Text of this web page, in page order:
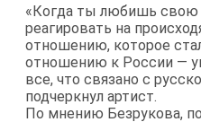
«Когда ты любишь свою
реагировать на
отношению, которое
отношению к России —
все, что связано с
подчеркнул артист.
По мнению Безрукова,